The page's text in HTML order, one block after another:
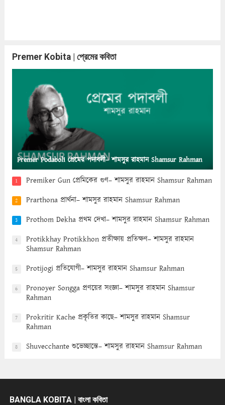
Premer Kobita | প্রেমের কবিতা
Premer Podaboli প্রেমের পদাবলী– শামসুর রাহমান Shamsur Rahman
1 Premiker Gun প্রেমিকের গুণ– শামসুর রাহমান Shamsur Rahman
2 Prarthona প্রার্থনা– শামসুর রাহমান Shamsur Rahman
3 Prothom Dekha প্রথম দেখা– শামসুর রাহমান Shamsur Rahman
4
Protikkhay Protikkhon প্রতীক্ষায় প্রতিক্ষণ– শামসুর রাহমান
Shamsur Rahman
5 Protijogi প্রতিযোগী– শামসুর রাহমান Shamsur Rahman
6
Pronoyer Songga প্রণয়ের সংজ্ঞা– শামসুর রাহমান Shamsur
Rahman
7
Prokritir Kache প্রকৃতির কাছে– শামসুর রাহমান Shamsur
Rahman
8 Shuvecchante শুভেচ্ছান্তে– শামসুর রাহমান Shamsur Rahman
BANGLA KOBITA | বাংলা কবিতা